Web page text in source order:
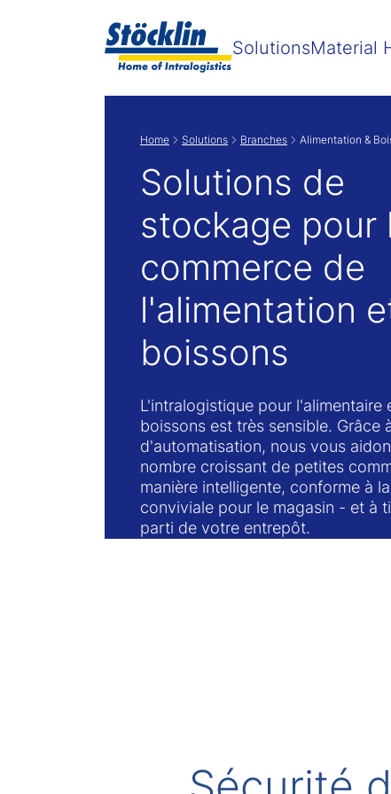
SolutionsMaterial
Home Solutions Branches Alimentation &
Solutions de
stockage pour
commerce de
l'alimentation
boissons
L'intralogistique pour l'alimentaire
boissons est très sensible. Grâce
d'automatisation, nous vous
nombre croissant de petites
manière intelligente, conforme à
conviviale pour le magasin - et à
parti de votre entrepôt.